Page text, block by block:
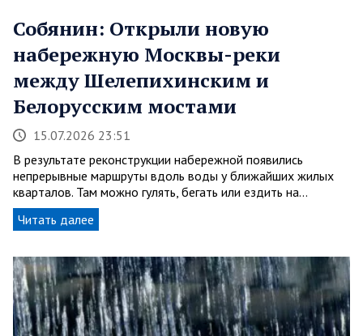
Собянин: Открыли новую
набережную Москвы-реки
между Шелепихинским и
Белорусским мостами
15.07.2026 23:51
В результате реконструкции набережной появились
непрерывные маршруты вдоль воды у ближайших жилых
кварталов. Там можно гулять, бегать или ездить на…
Читать далее